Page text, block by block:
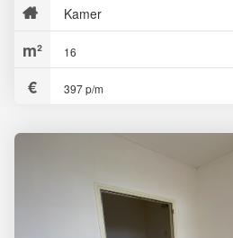
Kamer
16
397 p/m